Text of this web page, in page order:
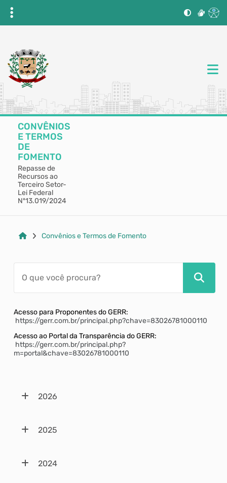
CONVÊNIOS
E TERMOS
DE
FOMENTO
Repasse de
Recursos ao
Terceiro Setor-
Lei Federal
Nº13.019/2024
Convênios e Termos de Fomento
Acesso para Proponentes do GERR:
https://gerr.com.br/principal.php?chave=83026781000110
Acesso ao Portal da Transparência do GERR:
https://gerr.com.br/principal.php?
m=portal&chave=83026781000110
2026
2025
2024